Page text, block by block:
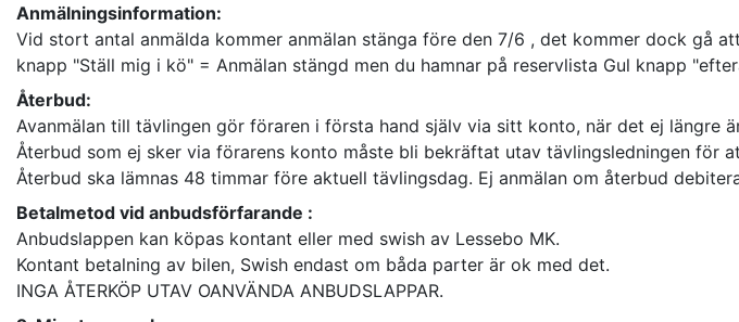
Anmälningsinformation:
Vid stort antal anmälda kommer anmälan stänga före den 7/6 , det kommer dock gå
knapp "Ställ mig i kö" = Anmälan stängd men du hamnar på reservlista Gul knapp
Återbud:
Avanmälan till tävlingen gör föraren i första hand själv via sitt konto, när det ej längre
Återbud som ej sker via förarens konto måste bli bekräftat utav tävlingsledningen för
Återbud ska lämnas 48 timmar före aktuell tävlingsdag. Ej anmälan om återbud
Betalmetod vid anbudsförfarande :
Anbudslappen kan köpas kontant eller med swish av Lessebo MK.
Kontant betalning av bilen, Swish endast om båda parter är ok med det.
INGA ÅTERKÖP UTAV OANVÄNDA ANBUDSLAPPAR.